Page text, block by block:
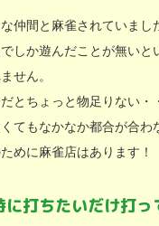
仲間と麻雀されていまし
しか遊んだことが無いと
せん。
とちょっと物足りない・
てもなかなか都合が合わ
めに麻雀店はあります！
に打ちたいだけ打っ